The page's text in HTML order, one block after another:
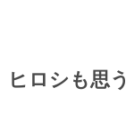
ヒロシ も思う